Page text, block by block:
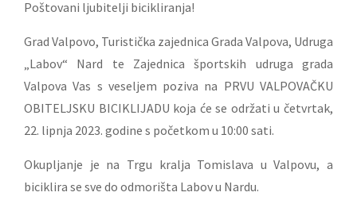
Poštovani ljubitelji bicikliranja!
Grad Valpovo, Turistička zajednica Grada Valpova, Udruga
„Labov“ Nard te Zajednica športskih udruga grada
Valpova Vas s veseljem poziva na PRVU VALPOVAČKU
OBITELJSKU BICIKLIJADU koja će se održati u četvrtak,
22. lipnja 2023. godine s početkom u 10:00 sati.
Okupljanje je na Trgu kralja Tomislava u Valpovu, a
biciklira se sve do odmorišta Labov u Nardu.